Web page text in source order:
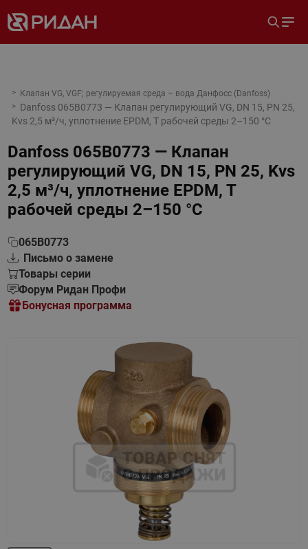
Клапан VG, VGF; регулируемая среда – вода Данфосс (Danfoss)
Danfoss 065B0773 — Клапан регулирующий VG, DN 15, PN 25,
Kvs 2,5 м³/ч, уплотнение EPDM, T рабочей среды 2–150 °С
Danfoss 065B0773 — Клапан
регулирующий VG, DN 15, PN 25, Kvs
2,5 м³/ч, уплотнение EPDM, T
рабочей среды 2–150 °С
065B0773
Письмо о замене
Товары серии
Форум Ридан Профи
Бонусная программа